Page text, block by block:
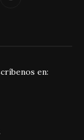
en: